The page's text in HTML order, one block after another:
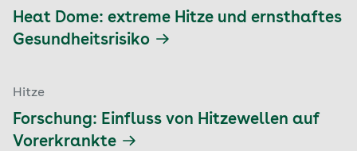
Heat Dome: extreme Hitze und ernsthaftes
Gesundheitsrisiko
Hitze
Forschung: Einfluss von Hitzewellen auf
Vorerkrankte